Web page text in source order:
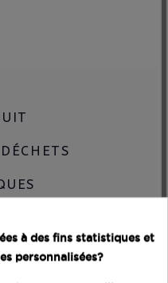
à des fins statistiques et
personnalisées?